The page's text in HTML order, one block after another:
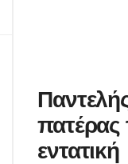
πατέρας
εντατική